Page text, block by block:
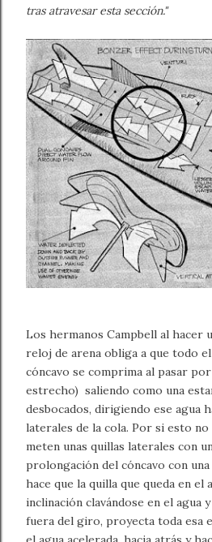
tras atravesar esta sección."
Los hermanos Campbell al hacer
reloj de arena obliga a que todo
cóncavo se comprima al pasar
estrecho) saliendo como una
desbocados, dirigiendo ese agua
laterales de la cola. Por si esto
meten unas quillas laterales con
prolongación del cóncavo con
hace que la quilla que queda en el
inclinación clavándose en el agua
fuera del giro, proyecta toda esa